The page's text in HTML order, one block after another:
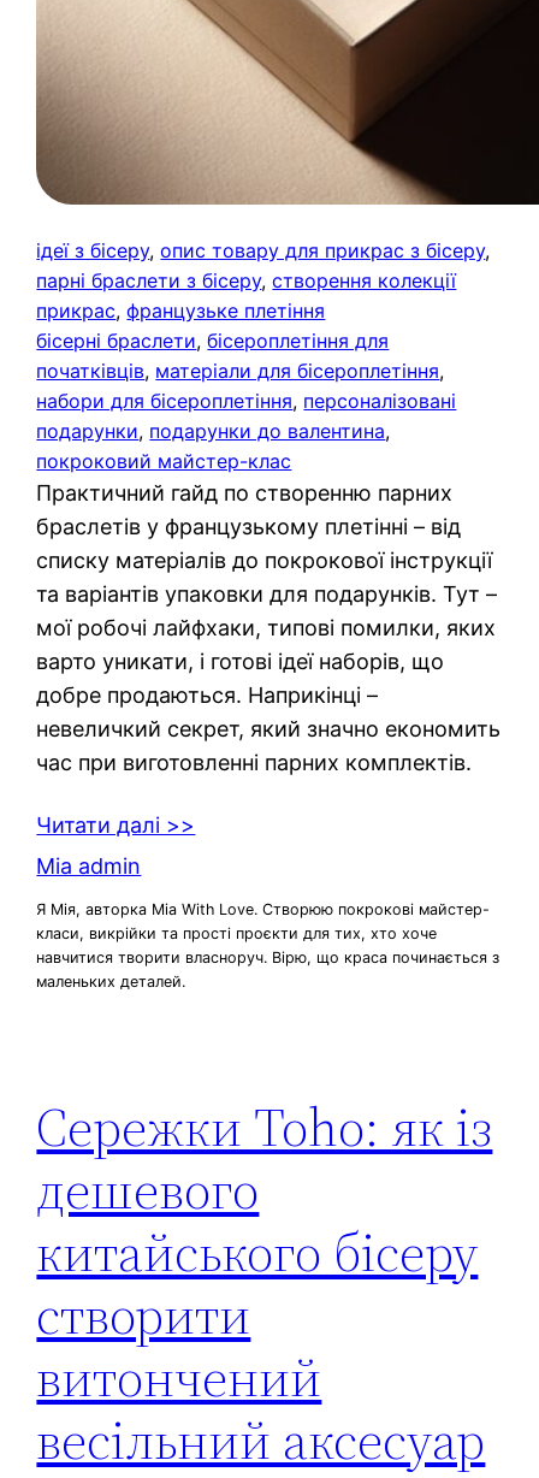
ідеї з бісеру, опис товару для прикрас з бісеру
парні браслети з бісеру, створення колекції
прикрас, французьке плетіння
бісерні браслети, бісероплетіння для
початківців, матеріали для бісероплетіння
набори для бісероплетіння, персоналізовані
подарунки, подарунки до валентина
покроковий майстер-клас
Практичний гайд по створенню парних
браслетів у французькому плетінні – від
списку матеріалів до покрокової інструкції
та варіантів упаковки для подарунків. Тут –
мої робочі лайфхаки, типові помилки, яких
варто уникати, і готові ідеї наборів, що
добре продаються. Наприкінці –
невеличкий секрет, який значно економить
час при виготовленні парних комплектів.
Читати далі >>
Mia admin
Я Мія, авторка Mia With Love. Створюю покрокові майстер-
класи, викрійки та прості проєкти для тих, хто хоче
навчитися творити власноруч. Вірю, що краса починається з
маленьких деталей.
Сережки Toho: як із
дешевого
китайського бісеру
створити
витончений
весільний аксесуар